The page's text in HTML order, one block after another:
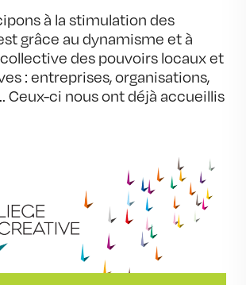
à la stimulation des
grâce au dynamisme et à
des pouvoirs locaux et
: entreprises, organisations,
Ceux-ci nous ont déjà accueillis